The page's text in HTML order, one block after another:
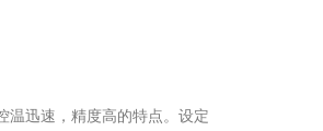
温迅速，精度高的特点。设定